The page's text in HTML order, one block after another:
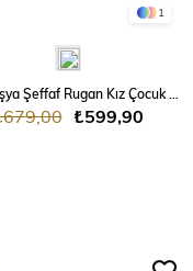
1
₺599,90